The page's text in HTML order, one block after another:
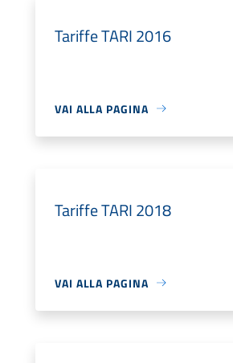
Tariffe TARI 2016
VAI ALLA PAGINA
Tariffe TARI 2018
VAI ALLA PAGINA